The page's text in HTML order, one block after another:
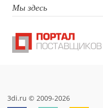
цвет),
Мы здесь
3di.ru © 2009-2026